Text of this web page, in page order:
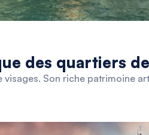
des quartiers
Son riche patrimoine